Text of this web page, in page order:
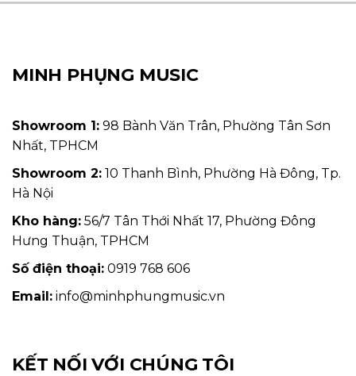
MINH PHỤNG MUSIC
Showroom 1: 98 Bành Văn Trân, Phường Tân Sơn
Nhất, TPHCM
Showroom 2: 10 Thanh Bình, Phường Hà Đông, Tp.
Hà Nội
Kho hàng: 56/7 Tân Thới Nhất 17, Phường Đông
Hưng Thuận, TPHCM
Số điện thoại: 0919 768 606
Email: info@minhphungmusic.vn
KẾT NỐI VỚI CHÚNG TÔI